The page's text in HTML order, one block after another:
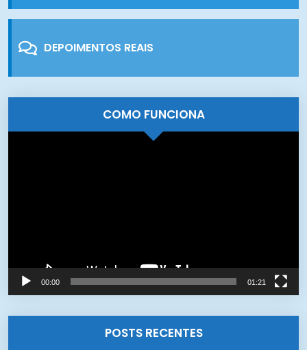
DEPOIMENTOS REAIS
COMO FUNCIONA
00:00 01:21
POSTS RECENTES